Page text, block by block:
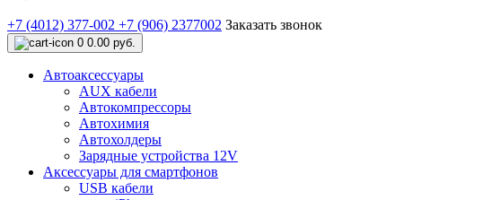
+7 (4012) 377-002 +7 (906) 2377002 Заказать звонок
0 0.00 руб.
Автоаксессуары
AUX кабели
Автокомпрессоры
Автохимия
Автохолдеры
Зарядные устройства 12V
Аксессуары для смартфонов
USB кабели